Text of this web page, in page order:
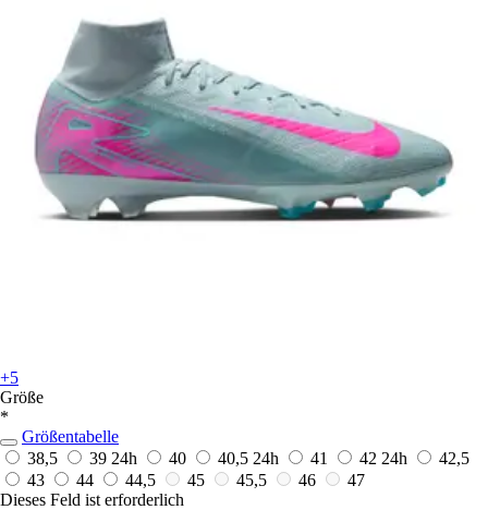
+5
Größe
*
Größentabelle
38,5
39 24h 40 40,5 24h 41 42 24h
42,5
43
44 44,5 45 45,5 46
47
Dieses Feld ist erforderlich